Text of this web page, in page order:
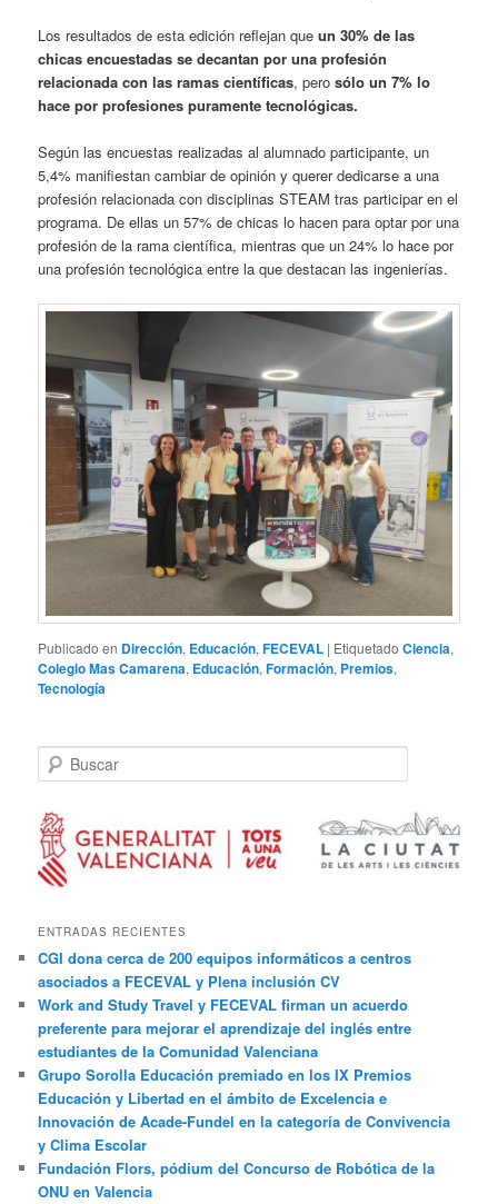
Los resultados de esta edición reflejan queun 30% de las
chicas encuestadas se decantan por una profesión
relacionada con las ramas científicas, perosólo un 7% lo
hace por profesiones puramente tecnológicas.
Según las encuestas realizadas al alumnado participante, un
5,4% manifiestan cambiar de opinión y querer dedicarse a una
profesión relacionada con disciplinas STEAM tras participar en el
programa. De ellas un 57% de chicas lo hacen para optar por una
profesión de la rama científica, mientras que un 24% lo hace por
una profesión tecnológica entre la que destacan las ingenierías.
Publicado en Dirección, Educación,FECEVAL | Etiquetado Ciencia,
Colegio Mas Camarena, Educación,Formación, Premios,
Tecnología
u
c
a
r
ENTRADAS RECIENTES
CGI dona cerca de 200 equipos informáticos a centros
asociados a FECEVAL y Plena inclusión CV
Work and Study Travel y FECEVAL firman un acuerdo
preferente para mejorar el aprendizaje del inglés entre
estudiantes de la Comunidad Valenciana
Grupo Sorolla Educación premiado en los IX Premios
Educación y Libertad en el ámbito de Excelencia e
Innovación de Acade-Fundel en la categoría de Convivencia
y Clima Escolar
Fundación Flors, pódium del Concurso de Robótica de la
ONU en Valencia